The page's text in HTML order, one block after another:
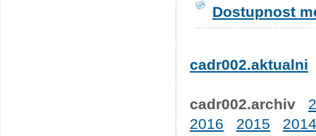
Dostupnost
cadr002.aktualni
cadr002.archiv
2016
2015 2014